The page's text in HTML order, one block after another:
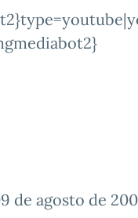
de agosto de